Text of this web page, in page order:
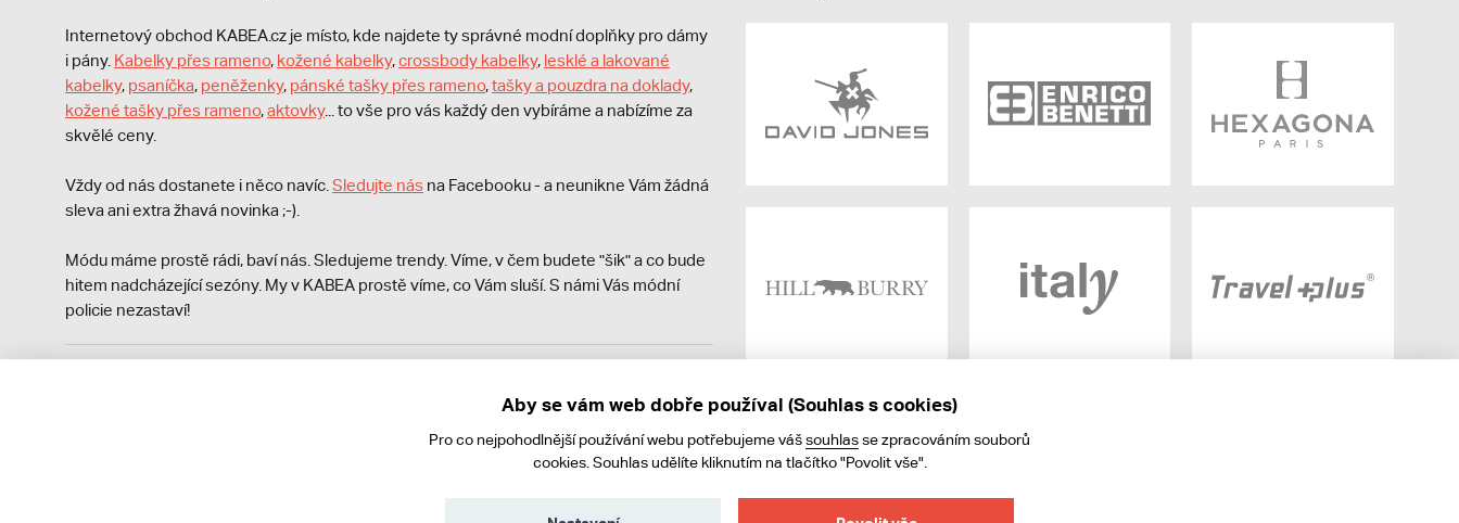
Internetový obchod KABEA.cz je místo, kde najdete ty správné modní doplňky pro dámy
i pány. Kabelky přes rameno, kožené kabelky,crossbody kabelky, lesklé a lakované
kabelky, psaníčka, peněženky, pánské tašky přes rameno,tašky a pouzdra na doklady,
kožené tašky přes rameno,aktovky... to vše pro vás každý den vybíráme a nabízíme za
skvělé ceny.
Vždy od nás dostanete i něco navíc. Sledujte nás na Facebooku - a neunikne Vám žádná
sleva ani extra žhavá novinka ;-).
Módu máme prostě rádi, baví nás. Sledujeme trendy. Víme, v čem budete "šik" a co bude
hitem nadcházející sezóny. My v KABEA prostě víme, co Vám sluší. S námi Vás módní
policie nezastaví!
Zároveň je povinen zaevidovat přijatou tržbu u správce daně online; v případěAby se vám web dobře používal (Souhlas s cookies)
Pro co nejpohodlnější používání webu potřebujeme vášsouhlasse zpracováním souborů
cookies. Souhlas udělíte kliknutím na tlačítko "Povolit vše".